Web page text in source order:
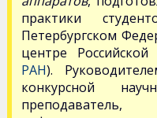
практики
Петербургском
центре
РАН).
конкурсной